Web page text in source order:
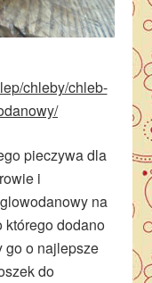
chleby/chleb-
pieczywa dla
i
na
którego dodano
go o najlepsze
do